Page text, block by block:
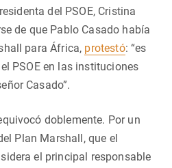
del PSOE, Cristina
de que Pablo Casado había
para África, protestó: “es
PSOE en las instituciones
Casado”.
doblemente. Por un
Plan Marshall, que el
el principal responsable